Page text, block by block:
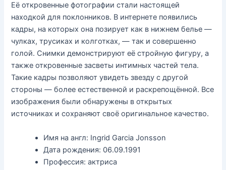
Её откровенные фотографии стали настоящей
находкой для поклонников. В интернете появились
кадры, на которых она позирует как в нижнем белье —
чулках, трусиках и колготках, — так и совершенно
голой. Снимки демонстрируют её стройную фигуру, а
также откровенные засветы интимных частей тела.
Такие кадры позволяют увидеть звезду с другой
стороны — более естественной и раскрепощённой. Все
изображения были обнаружены в открытых
источниках и сохраняют своё оригинальное качество.
Имя на англ: Ingrid Garcia Jonsson
Дата рождения: 06.09.1991
Профессия: актриса